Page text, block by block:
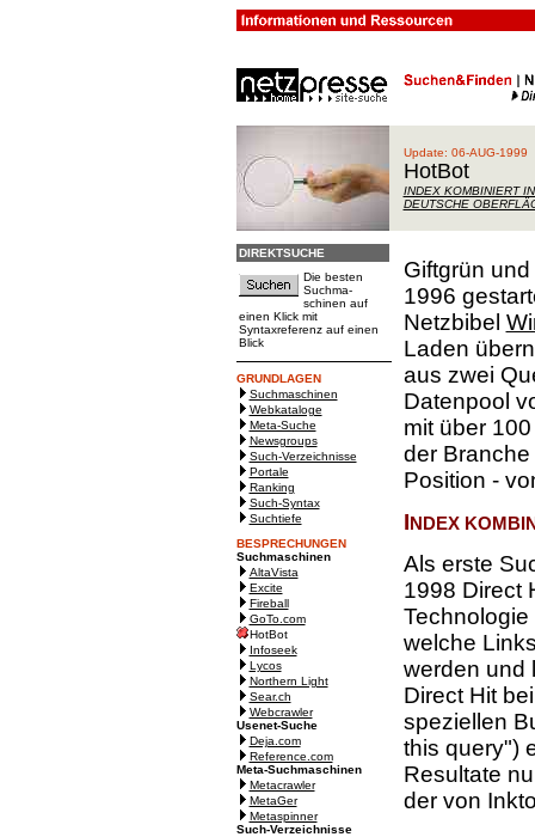
Update: 06-AUG-1999
HotBot
INDEX KOMBINIERT
DEUTSCHE
DIREKTSUCHE
Die besten
Suchma-
schinen auf
einen Klick mit
Syntaxreferenz auf einen
Blick
GRUNDLAGEN
Suchmaschinen
Webkataloge
Meta-Suche
Newsgroups
Such-Verzeichnisse
Portale
Ranking
Such-Syntax
Suchtiefe
BESPRECHUNGEN
Suchmaschinen
AltaVista
Excite
Fireball
GoTo.com
HotBot
Infoseek
Lycos
Northern Light
Sear.ch
Webcrawler
Usenet-Suche
Deja.com
Reference.com
Meta-Suchmaschinen
Metacrawler
MetaGer
Metaspinner
Such-Verzeichnisse
Giftgrün
1996
Netzbibel
Laden
aus zwei
Datenpool
mit über
der
Position -
INDEX
Als erste
1998 Direct
welche
werden und
Direct Hit
speziellen
this query")
Resultate
der von